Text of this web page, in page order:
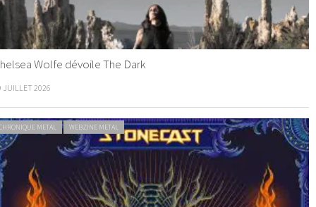
Wolfe dévoile The Dark
JUILLET 2026
METAL WEBZINE METAL